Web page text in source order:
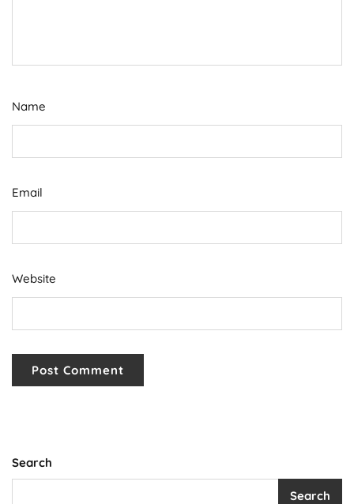
Name
Email
Website
Search
Search